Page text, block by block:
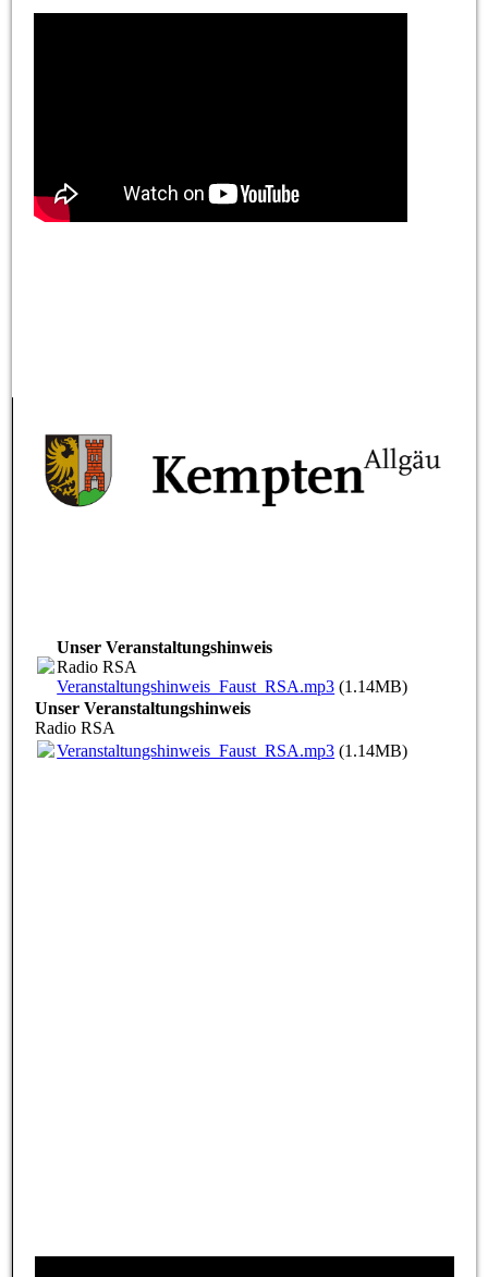
Unser Veranstaltungshinweis
Radio RSA
Veranstaltungshinweis_Faust_RSA.mp3 (1.14MB)
Unser Veranstaltungshinweis
Radio RSA
Veranstaltungshinweis_Faust_RSA.mp3 (1.14MB)